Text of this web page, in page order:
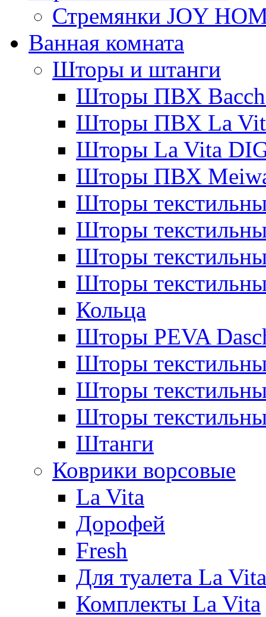
Стремянки JOY
Ванная комната
Шторы и штанги
Шторы ПВХ
Шторы ПВХ La
Шторы La Vita
Шторы ПВХ
Шторы
Шторы
Шторы
Шторы
Кольца
Шторы PEVA
Шторы
Шторы
Шторы
Штанги
Коврики ворсовые
La Vita
Дорофей
Fresh
Для туалета La Vita
Комплекты La Vita